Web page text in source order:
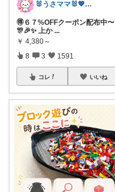
🐰うさママ🐰💖キッズ・ママの日常✨
🉐６７%OFFクーポン配布中〜
🎊🎉✨ 上か ...
￥ 4,380～
8 3 1591
コレ いいね